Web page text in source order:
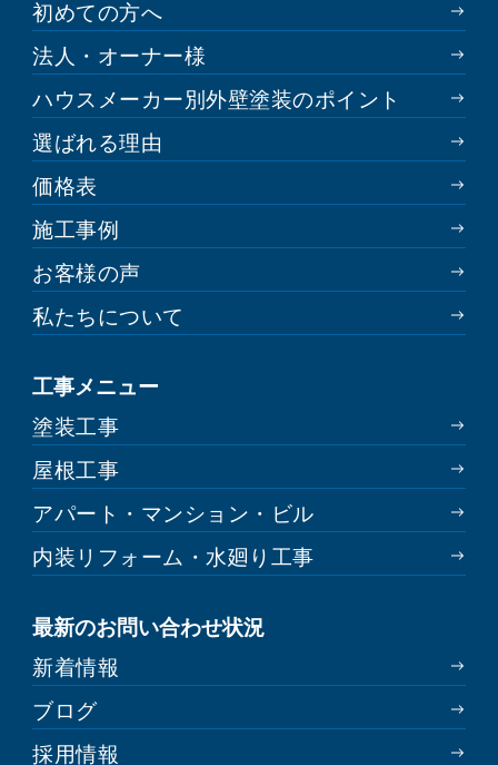
初めての方へ
法人・オーナー様
ハウスメーカー別外壁塗装のポイント
選ばれる理由
価格表
施工事例
お客様の声
私たちについて
工事メニュー
塗装工事
屋根工事
アパート・マンション・ビル
内装リフォーム・水廻り工事
最新のお問い合わせ状況
新着情報
ブログ
採用情報